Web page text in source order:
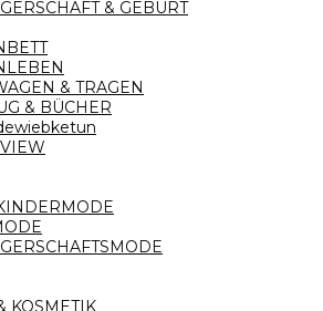
& GEBURT
& TRAGEN
& BÜCHER
KOSMETIK